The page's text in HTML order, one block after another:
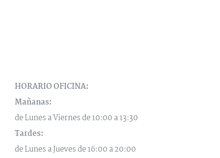
HORARIO OFICINA:
Mañanas:
de Lunes a Viernes de 10:00 a 13:30
Tardes:
de Lunes a Jueves de 16:00 a 20:00